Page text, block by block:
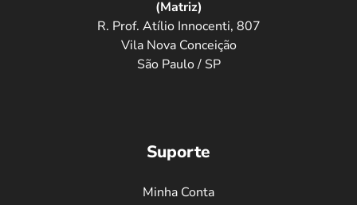
(Matriz)
R. Prof. Atílio Innocenti, 807
Vila Nova Conceição
São Paulo / SP
Suporte
Minha Conta